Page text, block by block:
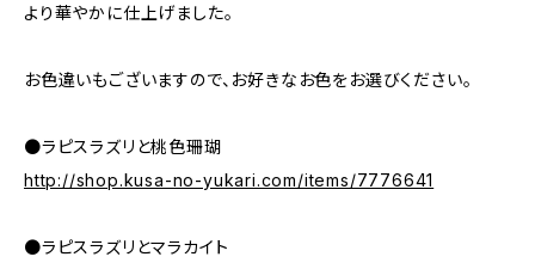
より華やかに仕上げました。
お色違いもございますので、お好きなお色をお選びください。
●ラピスラズリと桃色珊瑚
http://shop.kusa-no-yukari.com/items/7776641
●ラピスラズリとマラカイト